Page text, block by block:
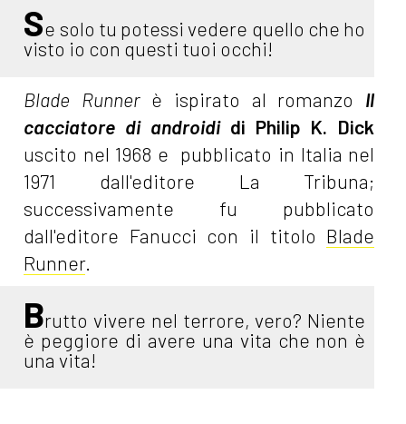
Se solo tu potessi vedere quello che ho
visto io con questi tuoi occhi!
Blade Runner è ispirato al romanzo Il
cacciatore di androidi di Philip K. Dick
uscito nel 1968 e pubblicato in Italia nel
1971 dall'editore La Tribuna;
successivamente fu pubblicato
dall'editore Fanucci con il titolo Blade
Runner.
Brutto vivere nel terrore, vero? Niente
è peggiore di avere una vita che non è
una vita!